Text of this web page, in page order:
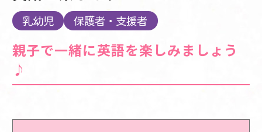
乳幼児 保護者・支援者
親子で一緒に英語を楽しみましょう
♪